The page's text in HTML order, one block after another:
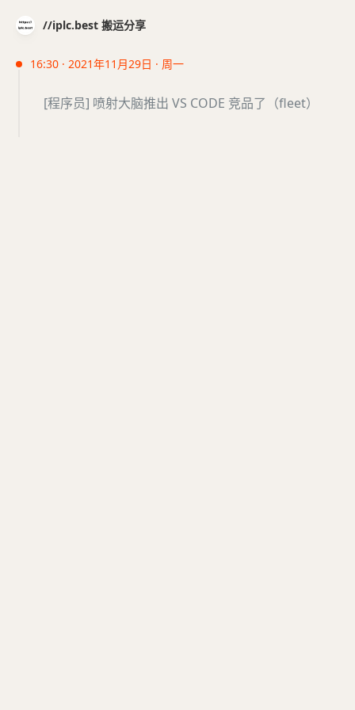
//iplc.best 搬运分享
16:30 · 2021年11月29日 · 周一
[程序员] 喷射大脑推出 VS CODE 竞品了（fleet）